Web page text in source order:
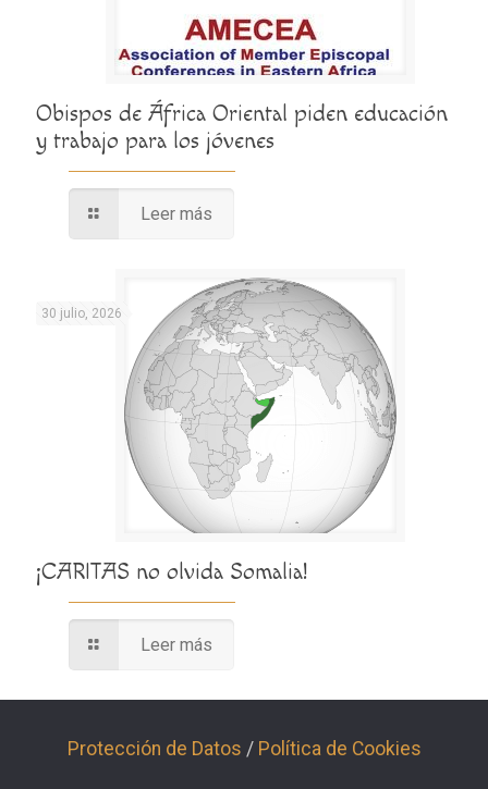
Obispos de África Oriental piden educación
y trabajo para los jóvenes
Leer más
30 julio, 2026
¡CARITAS no olvida Somalia!
Leer más
Protección de Datos / Política de Cookies